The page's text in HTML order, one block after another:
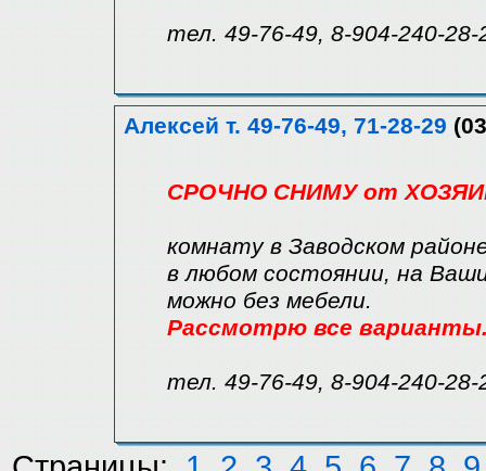
тел. 49-76-49, 8-904-240-28-
Алексей т. 49-76-49, 71-28-29
СРОЧНО СНИМУ от
комнату в Заводском
в любом состоянии, на
можно без мебели.
Рассмотрю все
тел. 49-76-49, 8-904-240-28-